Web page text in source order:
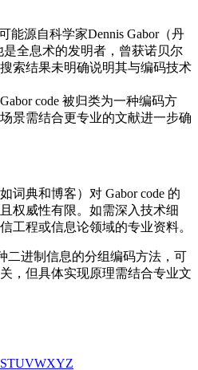
能源自科学家Dennis Gabor（丹
是全息术的发明者，曾获诺贝尔
索结果未明确说明其与编码技术
code 被归类为一种编码方
景需结合更专业的文献进一步确
词典和博客）对 Gabor code 的
权威性有限。如需深入技术细
工程或信息论领域的专业资料。
二进制信息的分组编码方法，可
，但具体实现原理需结合专业文
STUVWXYZ